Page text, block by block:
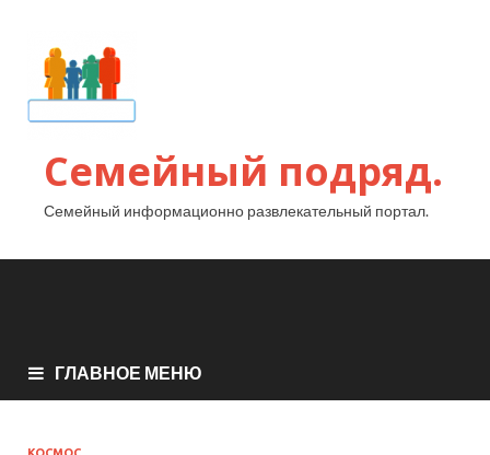
Семейный подряд.
Семейный информационно развлекательный портал.
ГЛАВНОЕ МЕНЮ